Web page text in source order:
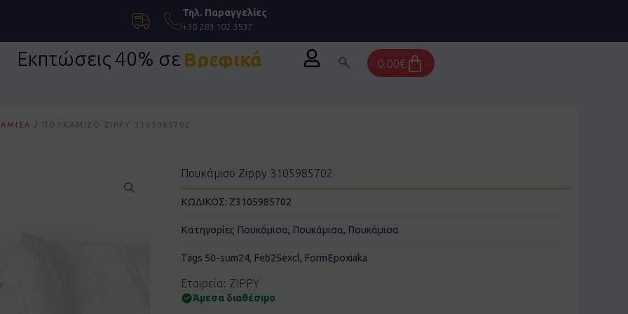
Τηλ. Παραγγελίες
+30 283 102 3537
Εκπτώσεις 40% σε Βρεφικά 0.00€Cart
/ ΠΟΥΚΆΜΙΣΟ ZIPPY 3105985702
Πουκάμισο Zippy 3105985702
ΚΩΔΙΚΟΣ: Z3105985702
Κατηγορίες Πουκάμισα, Πουκάμισα, Πουκάμισα
Tags 50-sum24, Feb25excl, FormEpoxiaka
Εταιρεία: ZIPPY
Άμεσα διαθέσιμο